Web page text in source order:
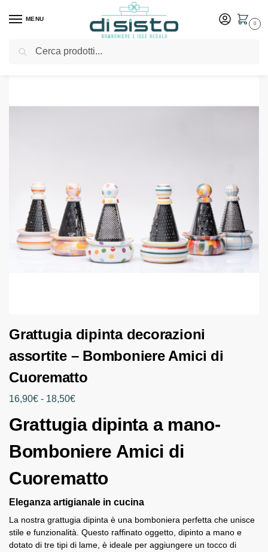
MENU
0
Home Shop Bomboniere
Grattugia dipinta decorazioni
assortite – Bomboniere Amici di
Cuorematto
16,90€ - 18,50€
Grattugia dipinta a mano-
Bomboniere Amici di
Cuorematto
Eleganza artigianale in cucina
La nostra grattugia dipinta è una bomboniera perfetta che unisce
stile e funzionalità. Questo raffinato oggetto, dipinto a mano e
dotato di tre tipi di lame, è ideale per aggiungere un tocco di